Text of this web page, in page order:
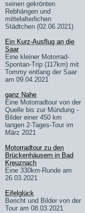
seinen gekrönten
Rebhängen und
mittelalterlichen
Städtchen (02.06.2021)
Ein Kurz-Ausflug an die
Saar
Eine kleiner Motorrad-
Spontan-Trip (117km) mit
Tommy entlang der Saar
am 09.04.2021
ganz Nahe
Eine Motorradtour von der
Quelle bis zur Mündung -
Bilder einer 450 km
langen 2-Tages-Tour im
März 2021
Motorradtour zu den
Brückenhäusern in Bad
Kreuznach
Eine 330km-Runde am
26.03.2021
Eifelglück
Bericht und Bilder von der
Tour am 08.03.2021